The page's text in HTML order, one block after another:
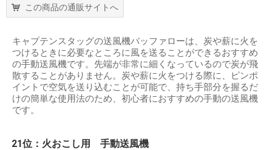
この商品の通販サイトへ
キャプテンスタッグの送風機バッファローは、炭や薪に火を
つけるときに必要なところに風を送ることができるおすすめ
の手動送風機です。先端が非常に細くなっているので炭が飛
散することがありません。炭や薪に火をつける際に、ピンポ
イントで空気を送り込むことが可能で、持ち手部分を握るだ
けの簡単な使用法のため、初心者におすすめの手動の送風機
です。
21位：火おこし用 手動送風機